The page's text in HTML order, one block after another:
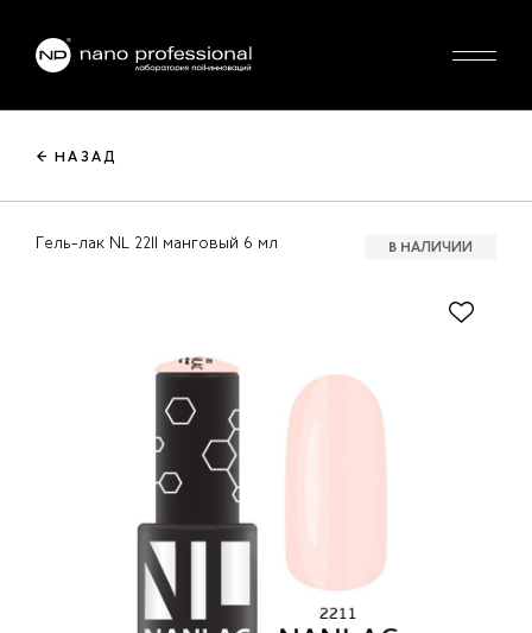
← НАЗАД
Гель-лак NL 2211 манговый 6 мл В НАЛИЧИИ